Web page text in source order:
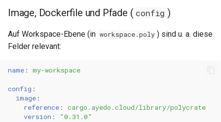
Image, Dockerfile und Pfade ( config )
Auf Workspace-Ebene (in workspace.poly ) sind u. a. diese
Felder relevant:
name : my-workspace
config :
image :
reference :
cargo.ayedo.cloud/library/polycrate
version :
"0.31.0"